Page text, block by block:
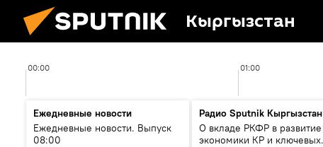
Кыргызстан
00:00 01:00
Ежедневные новости
Ежедневные новости. Выпуск
08:00
Радио Sputnik Кыргызстан
О вкладе РКФР в развитие
экономики КР и ключевых